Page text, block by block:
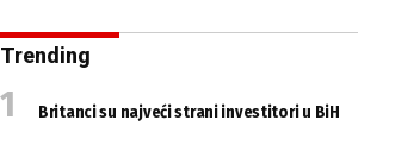
Trending
Britanci su najveći strani investitori u BiH